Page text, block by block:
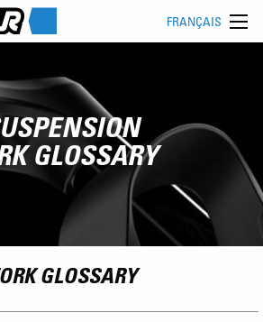
FRANÇAIS
GLOSSARY
GLOSSARY